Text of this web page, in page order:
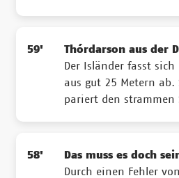
59'
Thórdarson aus der
Der Isländer fasst
aus gut 25 Metern ab.
pariert den strammen
58'
Das muss es doch
Durch einen Fehler